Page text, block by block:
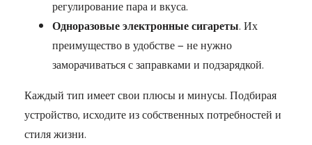
регулирование пара и вкуса.
Одноразовые электронные сигареты. Их
преимущество в удобстве — не нужно
заморачиваться с заправками и подзарядкой.
Каждый тип имеет свои плюсы и минусы. Подбирая
устройство, исходите из собственных потребностей и
стиля жизни.